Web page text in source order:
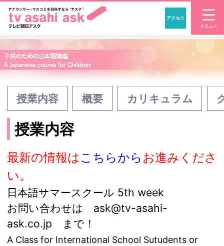
「アナウンサー・マス
アクセス
授業内容 概要 カリキュラム
授業内容
最新の情報はこちらから お進みくださ
い。
日本語サマースクール 5th week
お問い合わせは ask@tv-asahi-
ask.co.jp まで！
A Class for International School Sutudents or